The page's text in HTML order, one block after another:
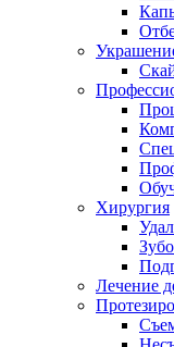
Хирургия
Лечение